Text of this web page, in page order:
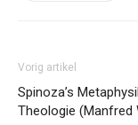
Vorig artikel
Spinoza’s
Theologie (Manfred